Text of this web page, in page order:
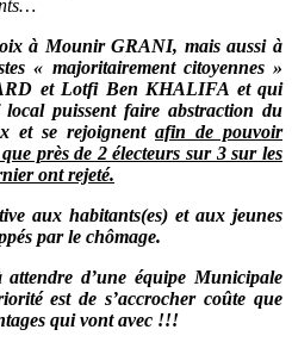
à Mounir GRANI, mais aussi à
« majoritairement citoyennes »
et Lotfi Ben KHALIFA et qui
puissent faire abstraction du
et se rejoignent afin de pouvoir
près de 2 électeurs sur 3 sur les
ont rejeté.
aux habitants(es) et aux jeunes
par le chômage.
d’une équipe Municipale
est de s’accrocher coûte que
qui vont avec !!!